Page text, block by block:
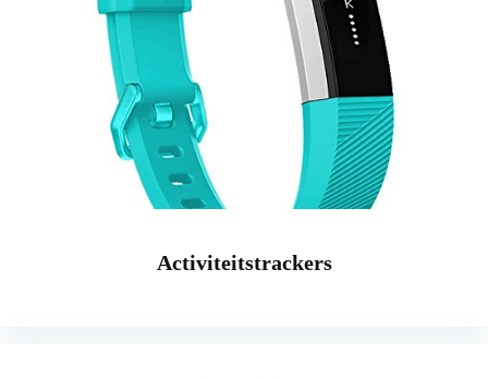
Activiteitstrackers